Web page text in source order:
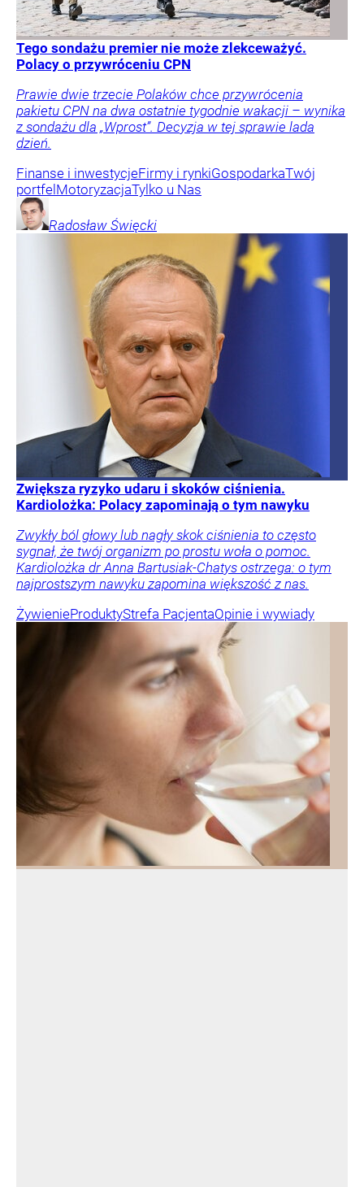
Tego sondażu premier nie może zlekceważyć.
Polacy o przywróceniu CPN
Prawie dwie trzecie Polaków chce przywrócenia
pakietu CPN na dwa ostatnie tygodnie wakacji – wynika
z sondażu dla „Wprost”. Decyzja w tej sprawie lada
dzień.
Finanse i inwestycjeFirmy i rynkiGospodarkaTwój
portfelMotoryzacjaTylko u Nas
Radosław Święcki
Zwiększa ryzyko udaru i skoków ciśnienia.
Kardiolożka: Polacy zapominają o tym nawyku
Zwykły ból głowy lub nagły skok ciśnienia to często
sygnał, że twój organizm po prostu woła o pomoc.
Kardiolożka dr Anna Bartusiak-Chatys ostrzega: o tym
najprostszym nawyku zapomina większość z nas.
ŻywienieProduktyStrefa PacjentaOpinie i wywiady